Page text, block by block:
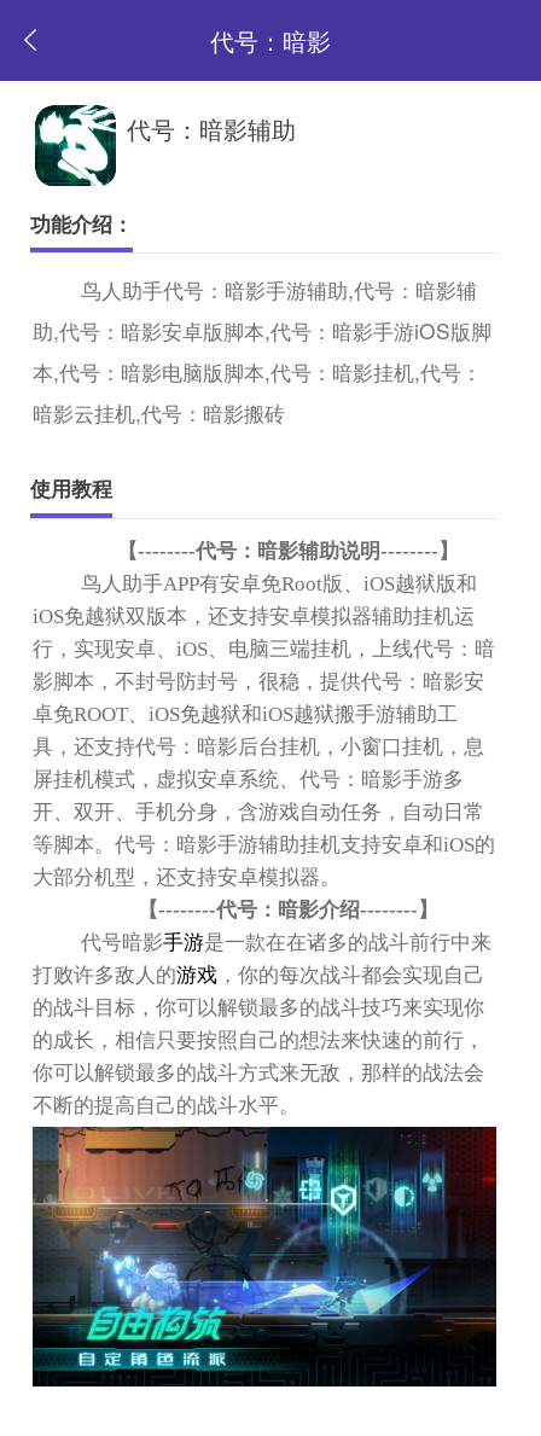
代号：暗影
返
页
代号：暗影辅助
功能介绍：
鸟人助手代号：暗影手游辅助,代号：暗影辅
助,代号：暗影安卓版脚本,代号：暗影手游iOS版脚
本,代号：暗影电脑版脚本,代号：暗影挂机,代号：
暗影云挂机,代号：暗影搬砖
使用教程
【--------代号：暗影辅助说明--------】
鸟人助手APP有安卓免Root版、iOS越狱版和
iOS免越狱双版本，还支持安卓模拟器辅助挂机运
行，实现安卓、iOS 、电脑三端挂机，上线代号：暗
影脚本，不封号防封号，很稳，提供代号：暗影安
卓免ROOT 、iOS免越狱和iOS越狱搬手游辅助工
具，还支持代号：暗影后台挂机，小窗口挂机，息
屏挂机模式，虚拟安卓系统、代号：暗影手游多
开、双开、手机分身，含游戏自动任务，自动日常
等脚本。代号：暗影手游辅助挂机支持安卓和iOS的
大部分机型，还支持安卓模拟器。
【--------代号：暗影介绍--------】
代号暗影手游是一款在在诸多的战斗前行中来
打败许多敌人的游戏 ，你的每次战斗都会实现自己
的战斗目标，你可以解锁最多的战斗技巧来实现你
的成长，相信只要按照自己的想法来快速的前行，
你可以解锁最多的战斗方式来无敌，那样的战法会
不断的提高自己的战斗水平。